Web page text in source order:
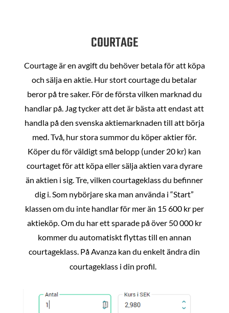
COURTAGE
Courtage är en avgift du behöver betala för att köpa
och sälja en aktie. Hur stort courtage du betalar
beror på tre saker. För de första vilken marknad du
handlar på. Jag tycker att det är bästa att endast att
handla på den svenska aktiemarknaden till att börja
med. Två, hur stora summor du köper aktier för.
Köper du för väldigt små belopp (under 20 kr) kan
courtaget för att köpa eller sälja aktien vara dyrare
än aktien i sig. Tre, vilken courtageklass du befinner
dig i. Som nybörjare ska man använda i “Start”
klassen om du inte handlar för mer än 15 600 kr per
aktieköp. Om du har ett sparade på över 50 000 kr
kommer du automatiskt flyttas till en annan
courtageklass. På Avanza kan du enkelt ändra din
courtageklass i din profil.